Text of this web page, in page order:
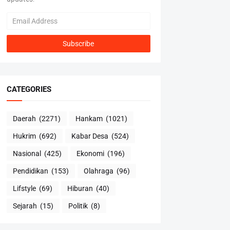
CATEGORIES
Daerah (2271) Hankam (1021)
Hukrim (692) Kabar Desa (524)
Nasional (425) Ekonomi (196)
Pendidikan (153) Olahraga (96)
Lifstyle (69) Hiburan (40)
Sejarah (15) Politik (8)